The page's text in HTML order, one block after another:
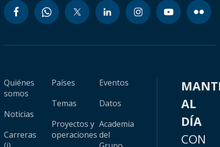
Quiénes
somos
Noticias
Carreras
Países
Temas
Proyectos y
operaciones
Eventos
Datos
Academia
del
AL
DÍA
CON